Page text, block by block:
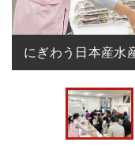
にぎわう日本産水